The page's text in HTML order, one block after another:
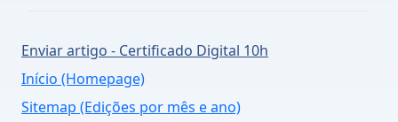
Enviar artigo - Certificado Digital 10h
Início (Homepage)
Sitemap (Edições por mês e ano)